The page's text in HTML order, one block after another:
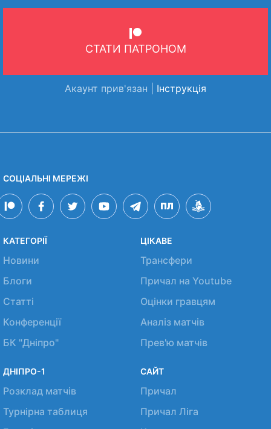
СТАТИ ПАТРОНОМ
Акаунт прив'язан | Інструкція
СОЦІАЛЬНІ МЕРЕЖІ
КАТЕГОРІЇ
Новини
Блоги
Статті
Конференції
БК "Дніпро"
ЦІКАВЕ
Трансфери
Причал на Youtube
Оцінки гравцям
Аналіз матчів
Прев'ю матчів
ДНІПРО-1
Розклад матчів
Турнірна таблиця
САЙТ
Причал
Причал Ліга